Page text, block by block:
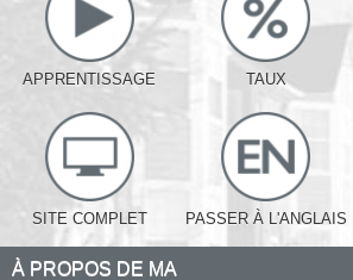
APPRENTISSAGE TAUX
SITE COMPLET PASSER À L'ANGLAIS
À PROPOS DE MA